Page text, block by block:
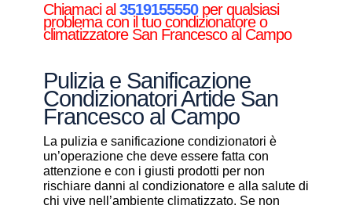
Chiamaci al 3519155550per qualsiasi
problema con il tuo condizionatore o
climatizzatore San Francesco al Campo
Pulizia e Sanificazione
Condizionatori Artide San
Francesco al Campo
La pulizia e sanificazione condizionatori è
un’operazione che deve essere fatta con
attenzione e con i giusti prodotti per non
rischiare danni al condizionatore e alla salute di
chi vive nell’ambiente climatizzato. Se non